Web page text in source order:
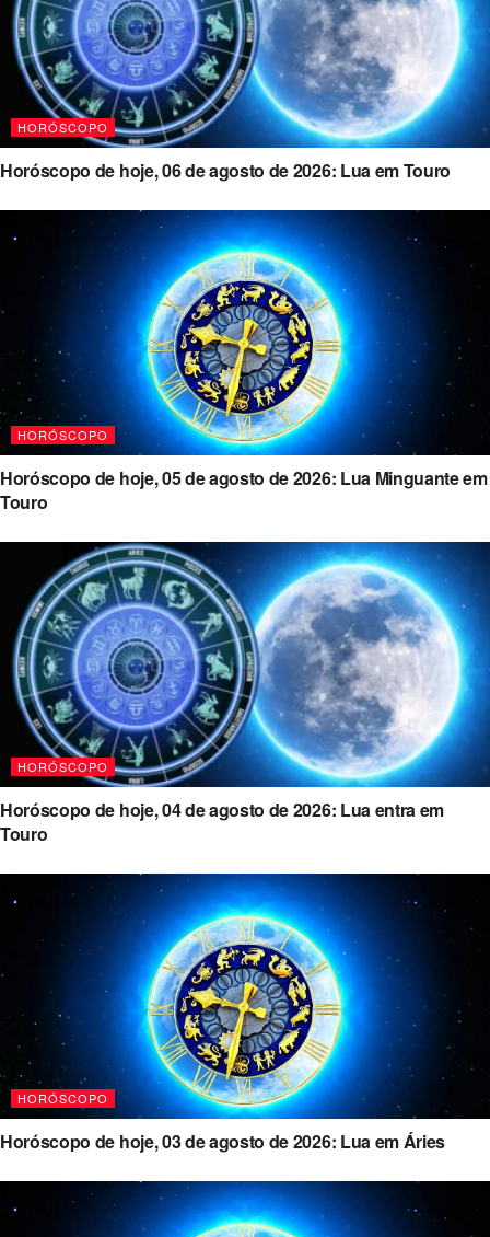
HORÓSCOPO
Horóscopo de hoje, 06 de agosto de 2026: Lua em Touro
HORÓSCOPO
Horóscopo de hoje, 05 de agosto de 2026: Lua Minguante em
Touro
HORÓSCOPO
Horóscopo de hoje, 04 de agosto de 2026: Lua entra em
Touro
HORÓSCOPO
Horóscopo de hoje, 03 de agosto de 2026: Lua em Áries